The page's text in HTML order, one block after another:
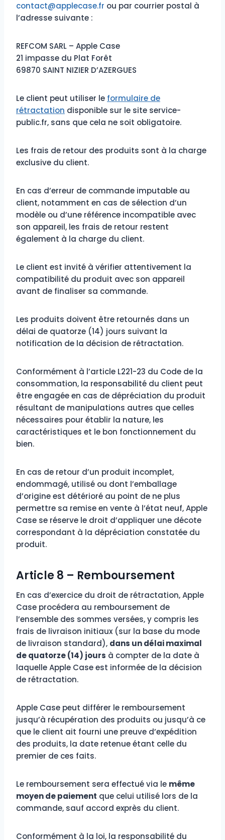
contact@applecase.fr ou par courrier postal à
l’adresse suivante :
REFCOM SARL – Apple Case
21 impasse du Plat Forêt
69870 SAINT NIZIER D’AZERGUES
Le client peut utiliser le formulaire de
rétractation disponible sur le site service-
public.fr, sans que cela ne soit obligatoire.
Les frais de retour des produits sont à la charge
exclusive du client.
En cas d’erreur de commande imputable au
client, notamment en cas de sélection d’un
modèle ou d’une référence incompatible avec
son appareil, les frais de retour restent
également à la charge du client.
Le client est invité à vérifier attentivement la
compatibilité du produit avec son appareil
avant de finaliser sa commande.
Les produits doivent être retournés dans un
délai de quatorze (14) jours suivant la
notification de la décision de rétractation.
Conformément à l’article L221-23 du Code de la
consommation, la responsabilité du client peut
être engagée en cas de dépréciation du produit
résultant de manipulations autres que celles
nécessaires pour établir la nature, les
caractéristiques et le bon fonctionnement du
bien.
En cas de retour d’un produit incomplet,
endommagé, utilisé ou dont l’emballage
d’origine est détérioré au point de ne plus
permettre sa remise en vente à l’état neuf, Apple
Case se réserve le droit d’appliquer une décote
correspondant à la dépréciation constatée du
produit.
Article 8 – Remboursement
En cas d’exercice du droit de rétractation, Apple
Case procédera au remboursement de
l’ensemble des sommes versées, y compris les
frais de livraison initiaux (sur la base du mode
de livraison standard), dans un délai maximal
de quatorze (14) jours à compter de la date à
laquelle Apple Case est informée de la décision
de rétractation.
Apple Case peut différer le remboursement
jusqu’à récupération des produits ou jusqu’à ce
que le client ait fourni une preuve d’expédition
des produits, la date retenue étant celle du
premier de ces faits.
Le remboursement sera effectué via le même
moyen de paiement que celui utilisé lors de la
commande, sauf accord exprès du client.
Conformément à la loi, la responsabilité du